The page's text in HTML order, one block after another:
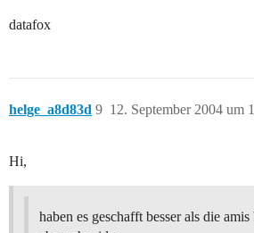
datafox
helge_a8d83d 12. September 2004 um
9
Hi,
haben es geschafft besser als die